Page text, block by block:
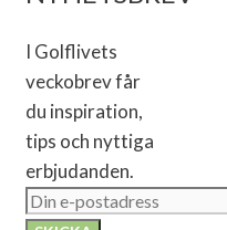
I Golflivets
veckobrev får
du inspiration,
tips och nyttiga
erbjudanden.